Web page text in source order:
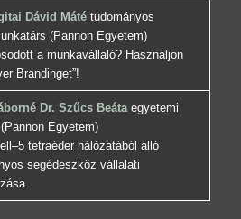
Dávid Mátétudományos
(Pannon Egyetem)
a munkavállaló? Használjon
Brandinget”!
Dr. Szűcs Beátaegyetemi
Egyetem)
tetraéder hálózatából álló
segédeszköz vállalati